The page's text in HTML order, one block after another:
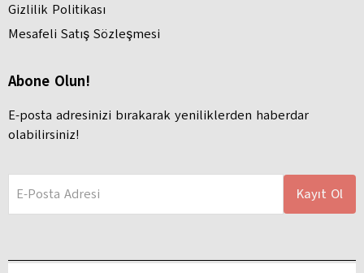
Gizlilik Politikası
Mesafeli Satış Sözleşmesi
Abone Olun!
E-posta adresinizi bırakarak yeniliklerden haberdar
olabilirsiniz!
E-Posta Adresi Kayıt Ol